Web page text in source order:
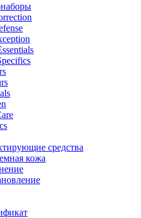
средства
кожа